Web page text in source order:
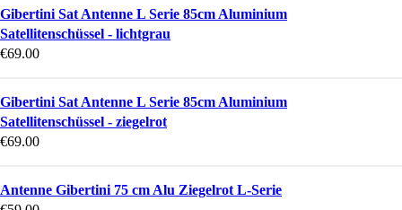
Gibertini Sat Antenne L Serie 85cm Aluminium
Satellitenschüssel - lichtgrau
€69.00
Gibertini Sat Antenne L Serie 85cm Aluminium
Satellitenschüssel - ziegelrot
€69.00
Antenne Gibertini 75 cm Alu Ziegelrot L-Serie